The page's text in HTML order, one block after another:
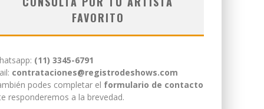
FAVORITO
(11) 3345-6791
contrataciones@registrodeshows.com
podes completar el formulario de contacto
responderemos a la brevedad.